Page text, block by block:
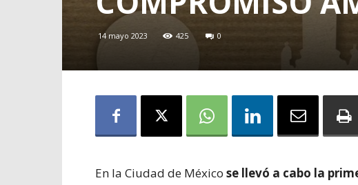
14 mayo 2023 425 0
En la Ciudad de México se llevó a cabo la